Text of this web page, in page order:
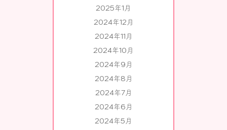
2025年1月
2024年12月
2024年11月
2024年10月
2024年9月
2024年8月
2024年7月
2024年6月
2024年5月